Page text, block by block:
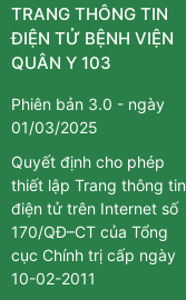
TRANG THÔNG TIN
ĐIỆN TỬ BỆNH VIỆN
QUÂN Y 103
Phiên bản 3.0 - ngày
01/03/2025
Quyết định cho phép
thiết lập Trang thông tin
điện tử trên Internet số
170/QĐ–CT của Tổng
cục Chính trị cấp ngày
10-02-2011